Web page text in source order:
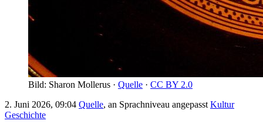
Bild: Sharon Mollerus · Quelle · CC BY 2.0
2. Juni 2026, 09:04 Quelle, an Sprachniveau angepasst Kultur
Geschichte